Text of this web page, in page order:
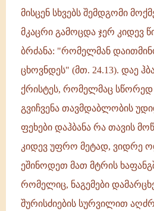
მისცენ სხვებს შემდგომი
მკაცრი გამოცდა ჯერ კიდევ
ბრძანა: "რომელმან
ცხოვნდეს" (მთ. 24.13). დაე
ქრისტეს, რომელმაც სწორედ
გვიჩვენა თავმდაბლობის
ფეხები დაჰბანა რა თავის
კიდევ უფრო მეტად, ვიდრე
ეშინოდეთ მათ მტრის
რომელიც, ნაგემები
შურისძიების სურვილით